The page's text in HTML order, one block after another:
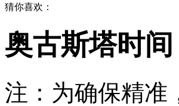
猜你喜欢：
奥古斯塔时间
注：为确保精准